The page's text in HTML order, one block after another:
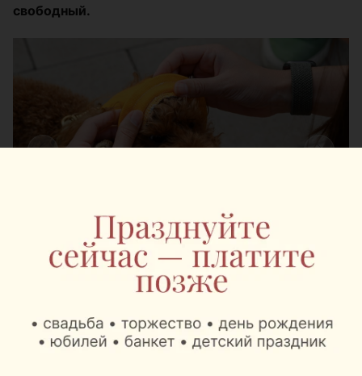
свободный.
Шестой год подряд
Pets Fest проводится уже в шестой раз и
традиционно собирает не только хозяев